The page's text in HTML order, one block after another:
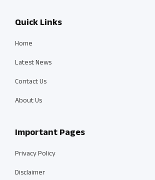
Quick Links
Home
Latest News
Contact Us
About Us
Important Pages
Privacy Policy
Disclaimer